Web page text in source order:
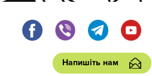
Напишіть нам